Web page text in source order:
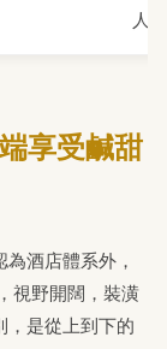
人。
享受鹹甜
酒店體系外，
視野開闊，裝潢
，是從上到下的